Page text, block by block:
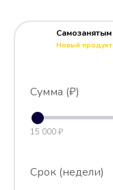
Самозанятым
Новый продукт
Сумма (₽)
15 000 ₽
Срок (недели)